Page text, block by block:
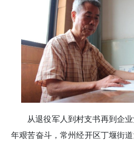
传递党的
从退役军人到村支书再到企
年艰苦奋斗，常州经开区丁堰街